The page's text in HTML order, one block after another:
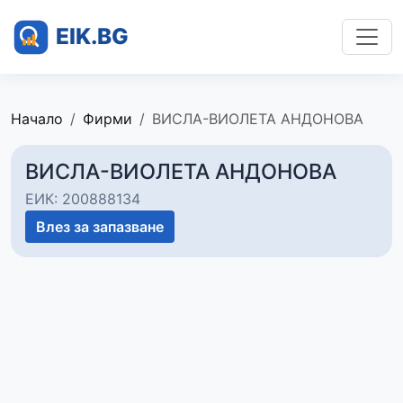
Начало Фирми ВИСЛА-ВИОЛЕТА АНДОНОВА
ВИСЛА-ВИОЛЕТА АНДОНОВА
ЕИК: 200888134
Влез за запазване